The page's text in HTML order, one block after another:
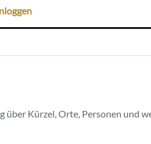
über Kürzel, Orte, Personen und